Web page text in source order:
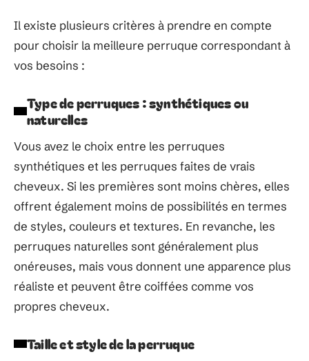
Il existe plusieurs critères à prendre en compte
pour choisir la meilleure perruque correspondant à
vos besoins :
Type de perruques : synthétiques ou
naturelles
Vous avez le choix entre les perruques
synthétiques et les perruques faites de vrais
cheveux. Si les premières sont moins chères, elles
offrent également moins de possibilités en termes
de styles, couleurs et textures. En revanche, les
perruques naturelles sont généralement plus
onéreuses, mais vous donnent une apparence plus
réaliste et peuvent être coiffées comme vos
propres cheveux.
Taille et style de la perruque